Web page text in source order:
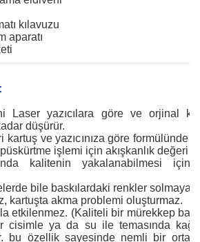
kılavuzu
aparatı
Laser yazıcılara göre ve orjinal
düşürür.
ve yazıcınıza göre formülünde
püskürtme işlemi için akışkanlık değeri
kalitenin yakalanabilmesi için
bile baskılardaki renkler solmaya
kartuşta akma problemi oluşturmaz.
etkilenmez. (Kaliteli bir mürekkep
ya da su ile temasında
bu özellik sayesinde nemli bir